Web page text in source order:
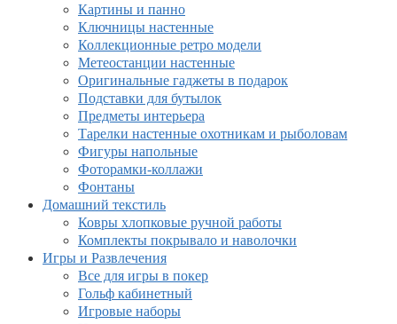
Картины и панно
Ключницы настенные
Коллекционные ретро модели
Метеостанции настенные
Оригинальные гаджеты в подарок
Подставки для бутылок
Предметы интерьера
Тарелки настенные охотникам и рыболовам
Фигуры напольные
Фоторамки-коллажи
Фонтаны
Домашний текстиль
Ковры хлопковые ручной работы
Комплекты покрывало и наволочки
Игры и Развлечения
Все для игры в покер
Гольф кабинетный
Игровые наборы